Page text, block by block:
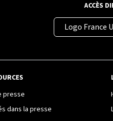
ACCÈS
Logo France
presse
dans la presse